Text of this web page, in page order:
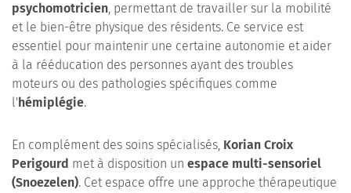
psychomotricien, permettant de travailler sur la mobilité
et le bien-être physique des résidents. Ce service est
essentiel pour maintenir une certaine autonomie et aider
à la rééducation des personnes ayant des troubles
moteurs ou des pathologies spécifiques comme
l'hémiplégie.
En complément des soins spécialisés, Korian Croix
Perigourd met à disposition un espace multi-sensoriel
(Snoezelen). Cet espace offre une approche thérapeutique